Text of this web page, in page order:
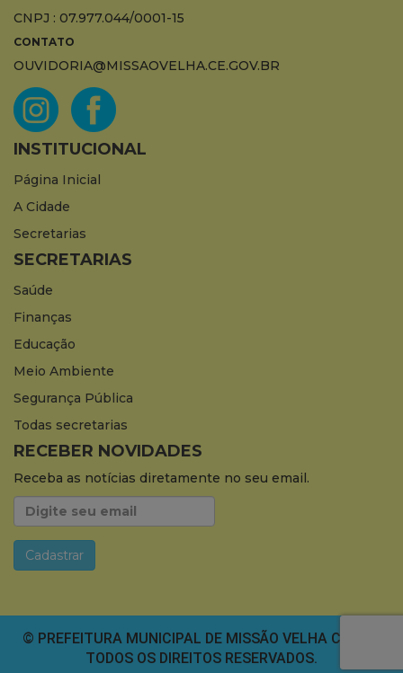
CNPJ : 07.977.044/0001-15
CONTATO
OUVIDORIA@MISSAOVELHA.CE.GOV.BR
INSTITUCIONAL
Página Inicial
A Cidade
Secretarias
SECRETARIAS
Saúde
Finanças
Educação
Meio Ambiente
Segurança Pública
Todas secretarias
RECEBER NOVIDADES
Receba as notícias diretamente no seu email.
© PREFEITURA MUNICIPAL DE MISSÃO VELHA CEARÁ.
TODOS OS DIREITOS RESERVADOS.